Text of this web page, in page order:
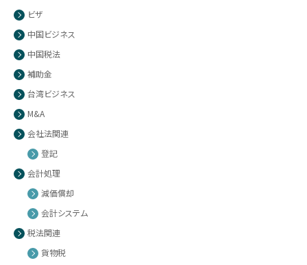
ビザ
中国ビジネス
中国税法
補助金
台湾ビジネス
M&A
会社法関連
登記
会計処理
減価償却
会計システム
税法関連
貨物税